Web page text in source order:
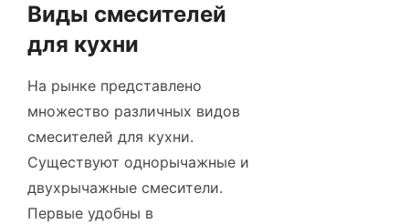
Виды смесителей
для кухни
На рынке представлено
множество различных видов
смесителей для кухни.
Существуют однорычажные и
двухрычажные смесители.
Первые удобны в